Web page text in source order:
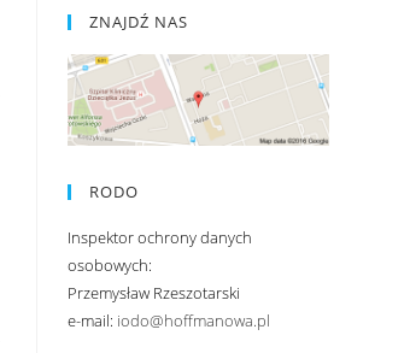
ZNAJDŹ NAS
RODO
Inspektor ochrony danych
osobowych:
Przemysław Rzeszotarski
e-mail: iodo@hoffmanowa.pl